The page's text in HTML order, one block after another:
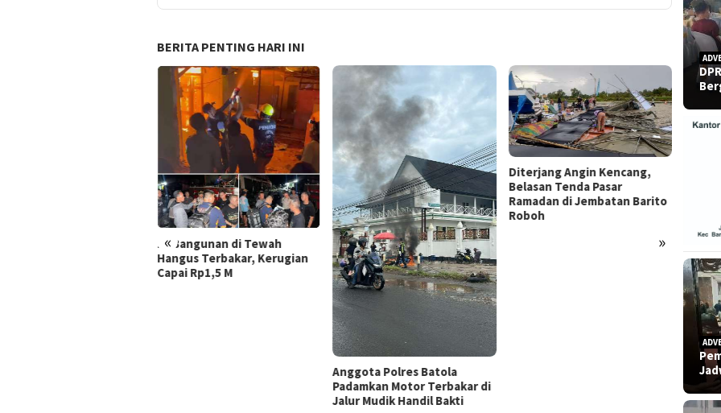
BERITA PENTING HARI INI
« »
Diterjang Angin Kencang,
Belasan Tenda Pasar
Ramadan di Jembatan Barito
Roboh
Refleksi Hari Pers Nasional
2026: Menguji Independensi